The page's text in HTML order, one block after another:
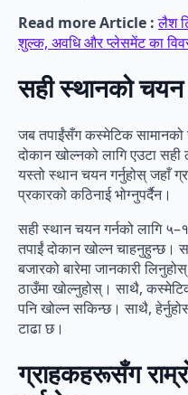
Read more Article :लैश
शुल्क, अवधि और प्लेसमेंट का
सही स्थानको चयन
जब तपाईंसँग कस्मेटिक सामानको
दोकान खोल्नको लागि एउटा सही
यस्तो स्थान चयन गर्नुहोस् जहाँ
प्रकारको कठिनाई भोग्नुपर्दैन।
सही स्थान चयन गर्नको लागि
तपाईं दोकान खोल्न चाहनुहुन्छ।
बजारको बारेमा जानकारी
ठाउँमा खोल्नुहोस्। साथै,
पनि खोल्न सकिन्छ। साथै,
टाढा छ।
ग्राहकहरूसँग